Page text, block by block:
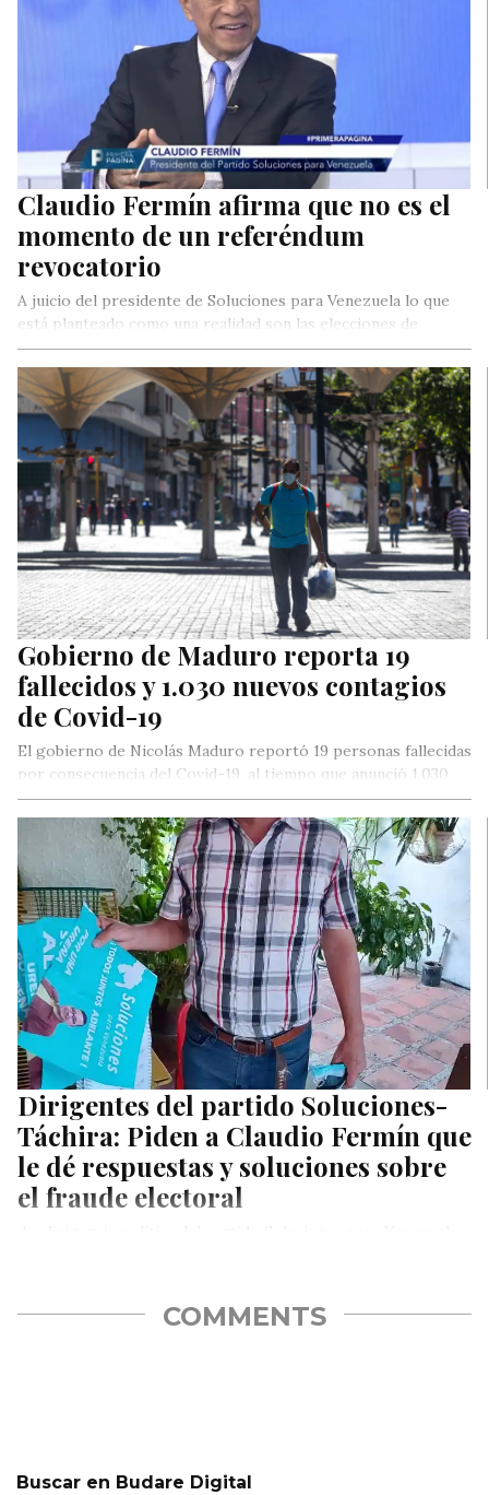
Claudio Fermín afirma que no es el
momento de un referéndum
revocatorio
A juicio del presidente de Soluciones para Venezuela lo que
está planteado como una realidad son las elecciones de
gobernadores y alcaldes
Gobierno de Maduro reporta 19
fallecidos y 1.030 nuevos contagios
de Covid-19
El gobierno de Nicolás Maduro reportó 19 personas fallecidas
por consecuencia del Covid-19, al tiempo que anunció 1.030
nuevos contagios…
Dirigentes del partido Soluciones-
Táchira: Piden a Claudio Fermín que
le dé respuestas y soluciones sobre
el fraude electoral
COMMENTS
Buscar en Budare Digital